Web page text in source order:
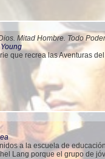
Mitad Hombre. Todo
que recrea las Aventuras
a la escuela de
Lang porque el grupo de